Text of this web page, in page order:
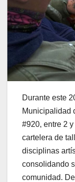
Durante este
Municipalidad
#920, entre 2
cartelera de
disciplinas
consolidando
comunidad.